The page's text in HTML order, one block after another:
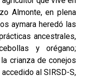
Almonte, en plena
aymara heredó las
ancestrales,
y orégano;
crianza de conejos
al SIRSD-S,